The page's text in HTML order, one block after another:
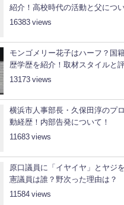
紹介！高校時代の活動と父につい
16383
モンゴメリー花子はハーフ？国
歴学歴を紹介！取材スタイルと評
13173
横浜市人事部長・久保田淳のプ
動経歴！内部告発について！
11683
原口議員に「イヤイヤ」とヤジ
憲議員は誰？野次った理由は？
11584